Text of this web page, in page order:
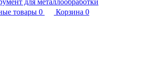
товары 0 Корзина 0